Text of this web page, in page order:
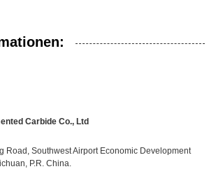
Carbide Co., Ltd
Road, Southwest Airport Economic Development
P.R. China.